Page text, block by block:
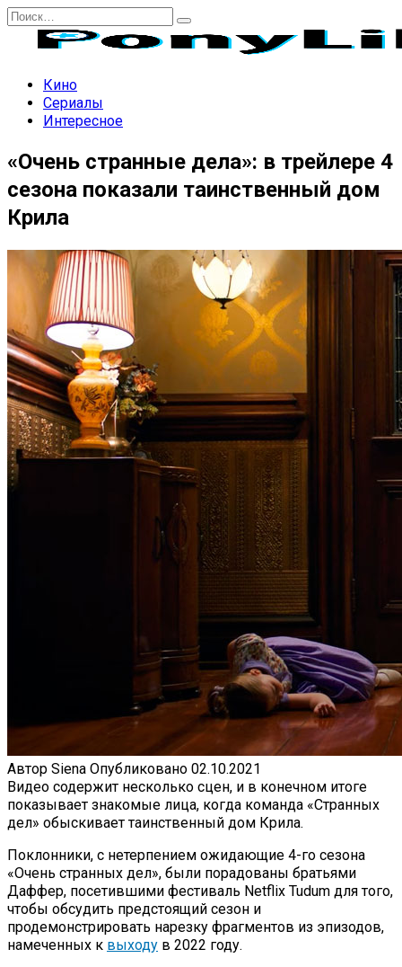
Перейти
содержанию
Search
Кино
Сериалы
Интересное
«Очень странные дела»: в трейлере 4
сезона показали таинственный дом
Крила
Автор Siena Опубликовано 02.10.2021
Видео содержит несколько сцен, и в конечном итоге
показывает знакомые лица, когда команда «Странных
дел» обыскивает таинственный дом Крила.
Поклонники, с нетерпением ожидающие 4-го сезона
«Очень странных дел», были порадованы братьями
Даффер, посетившими фестиваль Netflix Tudum для того,
чтобы обсудить предстоящий сезон и
продемонстрировать нарезку фрагментов из эпизодов,
намеченных к выходу в 2022 году.